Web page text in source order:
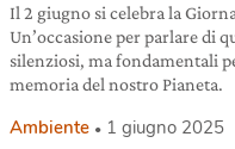
Il 2 giugno si celebra la
Un’occasione per parlare di
silenziosi, ma fondamentali
memoria del nostro Pianeta.
Ambiente 1 giugno 2025